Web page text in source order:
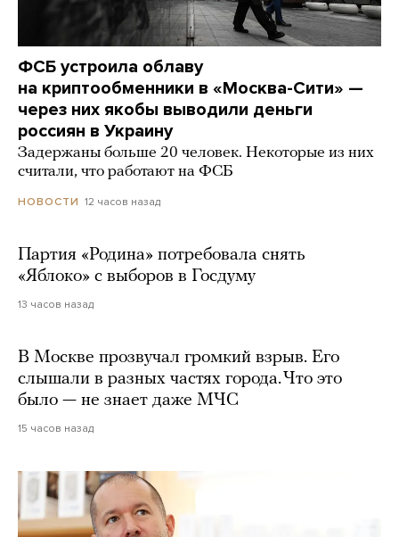
ФСБ устроила облаву
на криптообменники в «Москва-Сити» —
через них якобы выводили деньги
россиян в Украину
Задержаны больше 20 человек. Некоторые из них
считали, что работают на ФСБ
НОВОСТИ 12 часов назад
Партия «Родина» потребовала снять
«Яблоко» с выборов в Госдуму
13 часов назад
В Москве прозвучал громкий взрыв. Его
слышали в разных частях города. Что это
было — не знает даже МЧС
15 часов назад